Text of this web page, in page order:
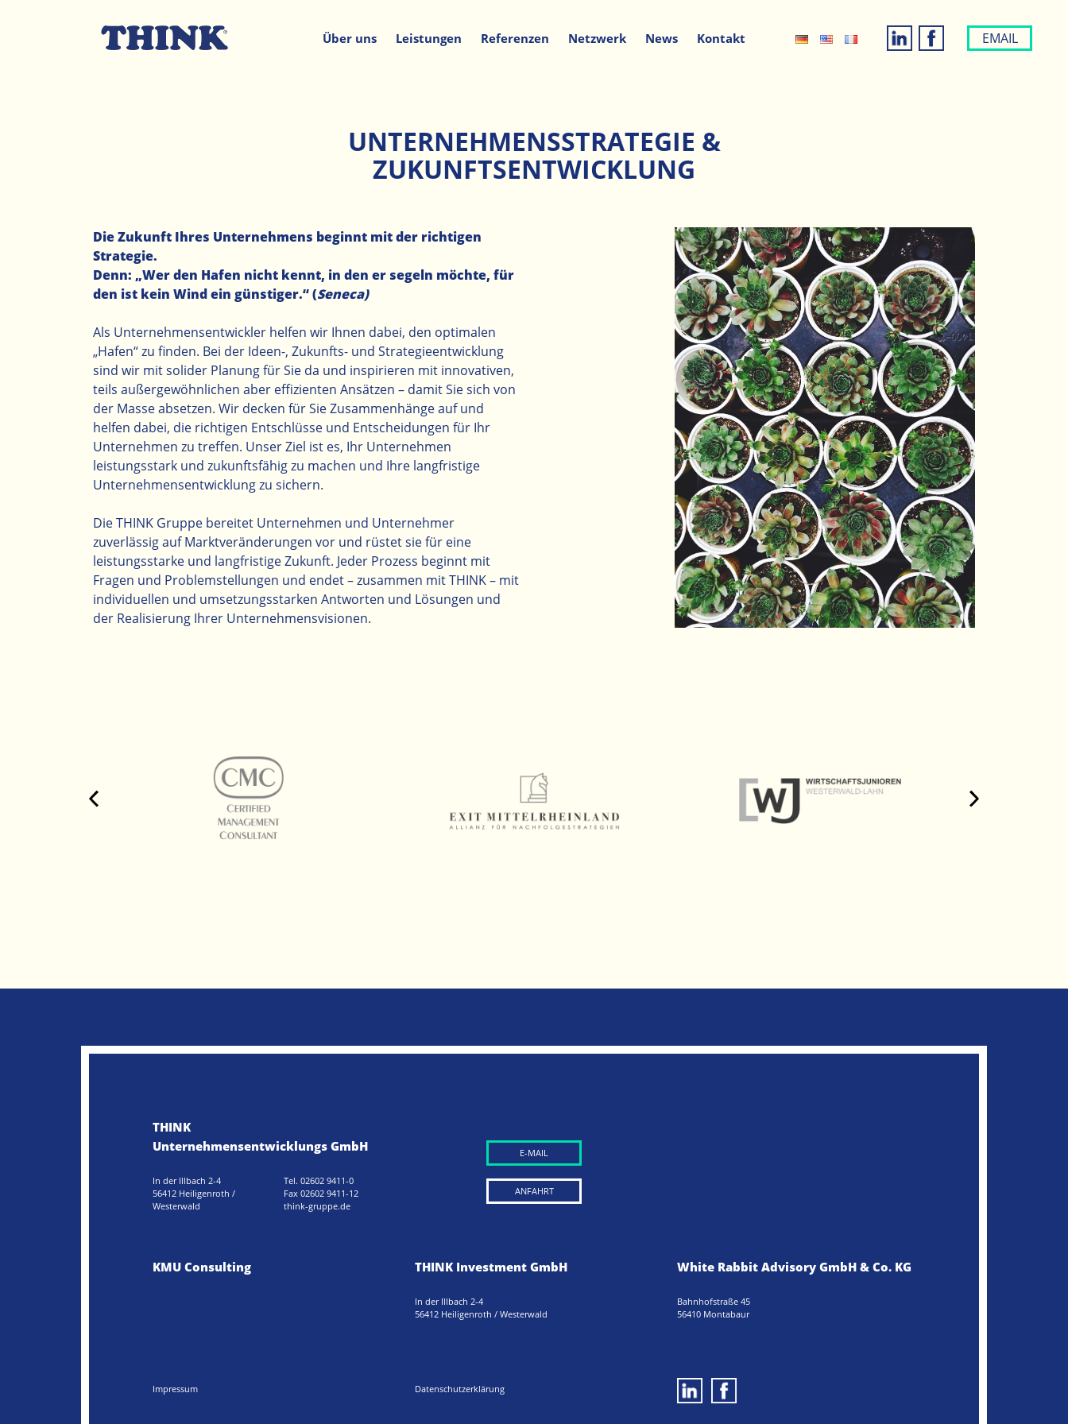
Über uns Leistungen Referenzen Netzwerk News Kontakt EMAIL
UNTERNEHMENSSTRATEGIE &
ZUKUNFTSENTWICKLUNG
Die Zukunft Ihres Unternehmens beginnt mit der richtigen
Strategie.
Denn: „Wer den Hafen nicht kennt, in den er segeln möchte, für
den ist kein Wind ein günstiger.“ (Seneca)
Als Unternehmensentwickler helfen wir Ihnen dabei, den optimalen
„Hafen“ zu finden. Bei der Ideen-, Zukunfts- und Strategieentwicklung
sind wir mit solider Planung für Sie da und inspirieren mit innovativen,
teils außergewöhnlichen aber effizienten Ansätzen – damit Sie sich von
der Masse absetzen. Wir decken für Sie Zusammenhänge auf und
helfen dabei, die richtigen Entschlüsse und Entscheidungen für Ihr
Unternehmen zu treffen. Unser Ziel ist es, Ihr Unternehmen
leistungsstark und zukunftsfähig zu machen und Ihre langfristige
Unternehmensentwicklung zu sichern.
Die THINK Gruppe bereitet Unternehmen und Unternehmer
zuverlässig auf Marktveränderungen vor und rüstet sie für eine
leistungsstarke und langfristige Zukunft. Jeder Prozess beginnt mit
Fragen und Problemstellungen und endet – zusammen mit THINK – mit
individuellen und umsetzungsstarken Antworten und Lösungen und
der Realisierung Ihrer Unternehmensvisionen.
THINK
Unternehmensentwicklungs GmbH
In der Illbach 2-4
56412 Heiligenroth /
Westerwald
Tel. 02602 9411-0
Fax 02602 9411-12
think-gruppe.de
E-MAIL
ANFAHRT
KMU Consulting THINK Investment GmbH
In der Illbach 2-4
56412 Heiligenroth / Westerwald
White Rabbit Advisory GmbH & Co. KG
Bahnhofstraße 45
56410 Montabaur
Impressum Datenschutzerklärung